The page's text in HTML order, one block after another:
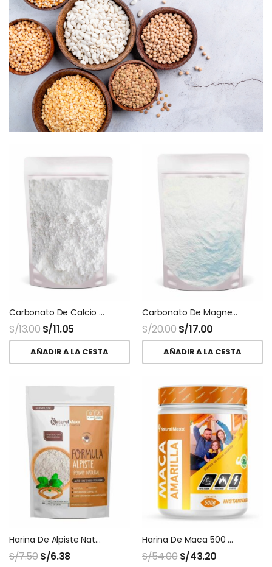
Carbonato De Calcio Polvo
S/13.00 S/11.05
AÑADIR A LA CESTA
Carbonato De Magnesio Usp Polvo
S/20.00 S/17.00
AÑADIR A LA CESTA
Harina De Alpiste Naturalmaxx
S/7.50S/6.38
Harina De Maca 500 Gr Naturalmaxx
S/54.00 S/43.20